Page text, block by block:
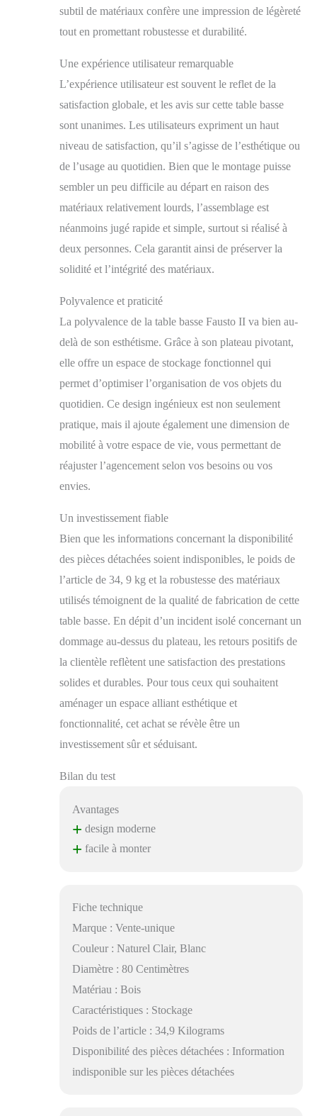
subtil de matériaux confère une impression de légèreté
tout en promettant robustesse et durabilité.
Une expérience utilisateur remarquable
L’expérience utilisateur est souvent le reflet de la
satisfaction globale, et les avis sur cette table basse
sont unanimes. Les utilisateurs expriment un haut
niveau de satisfaction, qu’il s’agisse de l’esthétique ou
de l’usage au quotidien. Bien que le montage puisse
sembler un peu difficile au départ en raison des
matériaux relativement lourds, l’assemblage est
néanmoins jugé rapide et simple, surtout si réalisé à
deux personnes. Cela garantit ainsi de préserver la
solidité et l’intégrité des matériaux.
Polyvalence et praticité
La polyvalence de la table basse Fausto II va bien au-
delà de son esthétisme. Grâce à son plateau pivotant,
elle offre un espace de stockage fonctionnel qui
permet d’optimiser l’organisation de vos objets du
quotidien. Ce design ingénieux est non seulement
pratique, mais il ajoute également une dimension de
mobilité à votre espace de vie, vous permettant de
réajuster l’agencement selon vos besoins ou vos
envies.
Un investissement fiable
Bien que les informations concernant la disponibilité
des pièces détachées soient indisponibles, le poids de
l’article de 34, 9 kg et la robustesse des matériaux
utilisés témoignent de la qualité de fabrication de cette
table basse. En dépit d’un incident isolé concernant un
dommage au-dessus du plateau, les retours positifs de
la clientèle reflètent une satisfaction des prestations
solides et durables. Pour tous ceux qui souhaitent
aménager un espace alliant esthétique et
fonctionnalité, cet achat se révèle être un
investissement sûr et séduisant.
Bilan du test
Avantages
+ design moderne
+ facile à monter
Fiche technique
Marque : Vente-unique
Couleur : Naturel Clair, Blanc
Diamètre : 80 Centimètres
Matériau : Bois
Caractéristiques : Stockage
Poids de l’article : 34,9 Kilograms
Disponibilité des pièces détachées : Information
indisponible sur les pièces détachées